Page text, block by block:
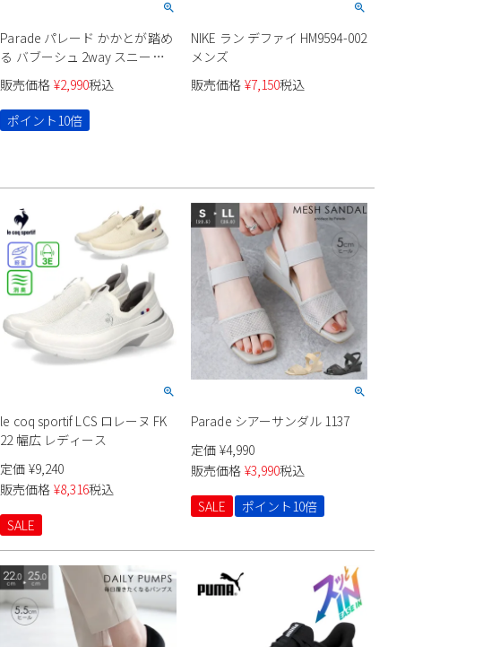
Parade パレード かかとが踏め
る バブーシュ 2way スニーカ
ー 61721 レディース
販売価格 ¥2,990税込
ポイント10倍
NIKE ラン デファイ HM9594-002
メンズ
販売価格 ¥7,150税込
le coq sportif LCS ロレーヌ FK
22 幅広 レディース
定価 ¥9,240
販売価格 ¥8,316税込
SALE
Parade シアーサンダル 1137
定価 ¥4,990
販売価格 ¥3,990税込
SALE
ポイント10倍